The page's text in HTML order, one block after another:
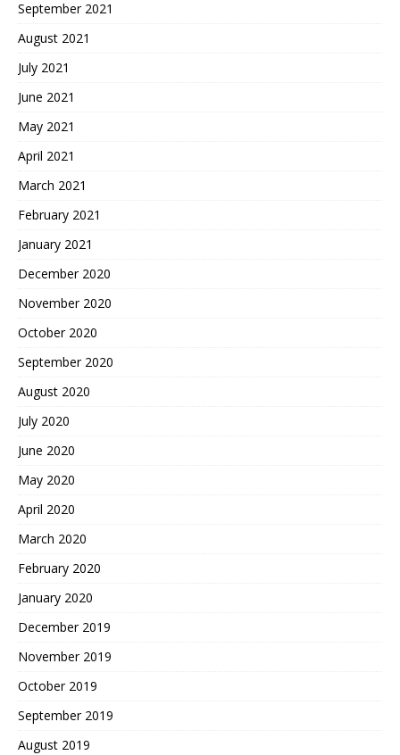
September 2021
August 2021
July 2021
June 2021
May 2021
April 2021
March 2021
February 2021
January 2021
December 2020
November 2020
October 2020
September 2020
August 2020
July 2020
June 2020
May 2020
April 2020
March 2020
February 2020
January 2020
December 2019
November 2019
October 2019
September 2019
August 2019